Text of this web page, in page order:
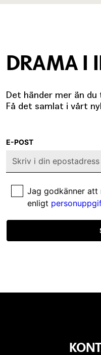
DRAMA I
Det händer mer än du
Få det samlat i vårt
E-POST
Jag godkänner att
enligt